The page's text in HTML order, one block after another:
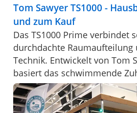
Tom Sawyer TS1000 -
und zum Kauf
Das TS1000 Prime verbindet
durchdachte Raumaufteilung
Technik. Entwickelt von Tom
basiert das schwimmende